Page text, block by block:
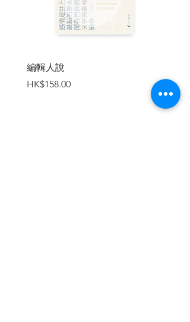
編輯人說
價格
HK$158.00
賣書者
價格